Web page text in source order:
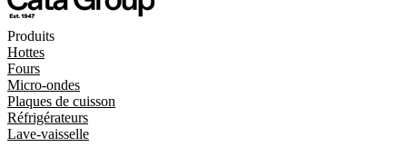
Produits
Hottes
Fours
Micro-ondes
Plaques de cuisson
Réfrigérateurs
Lave-vaisselle